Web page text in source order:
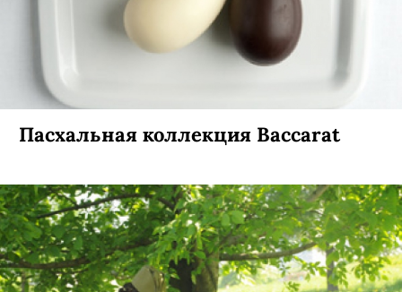
Пасхальная коллекция Baccarat